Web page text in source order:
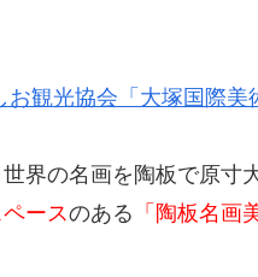
観光協会「大塚国際美
界の名画を陶板で原寸
ースのある 「陶板名画